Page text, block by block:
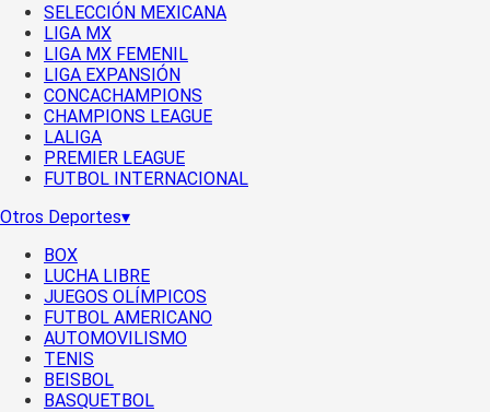
SELECCIÓN MEXICANA
LIGA MX
LIGA MX FEMENIL
LIGA EXPANSIÓN
CONCACHAMPIONS
CHAMPIONS LEAGUE
LALIGA
PREMIER LEAGUE
FUTBOL INTERNACIONAL
Otros Deportes▾
BOX
LUCHA LIBRE
JUEGOS OLÍMPICOS
FUTBOL AMERICANO
AUTOMOVILISMO
TENIS
BEISBOL
BASQUETBOL